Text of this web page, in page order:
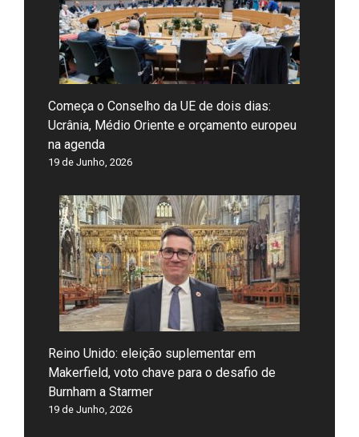
Começa o Conselho da UE de dois dias:
Ucrânia, Médio Oriente e orçamento europeu
na agenda
19 de Junho, 2026
Reino Unido: eleição suplementar em
Makerfield, voto chave para o desafio de
Burnham a Starmer
19 de Junho, 2026